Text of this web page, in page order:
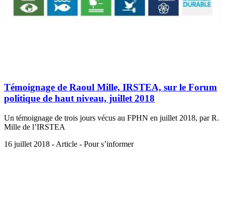
Témoignage de Raoul Mille, IRSTEA, sur le Forum
politique de haut niveau, juillet 2018
Un témoignage de trois jours vécus au FPHN en juillet 2018, par R.
Mille de l’IRSTEA
16 juillet 2018 - Article - Pour s’informer